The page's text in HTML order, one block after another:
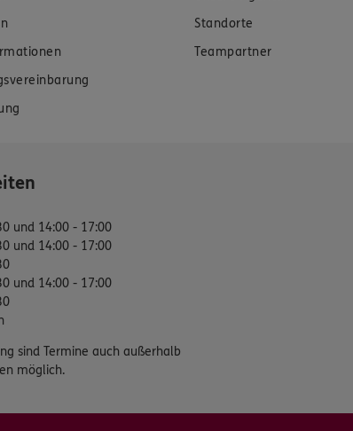
Standorte
Teampartner
und 14:00 - 17:00
und 14:00 - 17:00
und 14:00 - 17:00
sind Termine auch außerhalb
möglich.